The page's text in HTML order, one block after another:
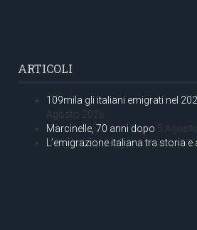
ARTICOLI
109mila gli italiani emigrati nel
Agosto 2026
Marcinelle, 70 anni dopo 5
L’emigrazione italiana tra storia e